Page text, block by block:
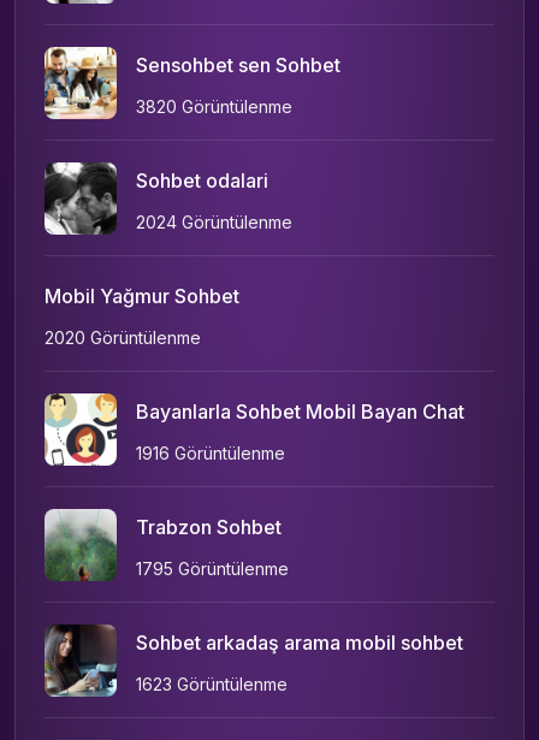
Sensohbet sen Sohbet
3820 Görüntülenme
Sohbet odalari
2024 Görüntülenme
Mobil Yağmur Sohbet
2020 Görüntülenme
Bayanlarla Sohbet Mobil Bayan Chat
1916 Görüntülenme
Trabzon Sohbet
1795 Görüntülenme
Sohbet arkadaş arama mobil sohbet
1623 Görüntülenme